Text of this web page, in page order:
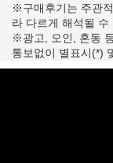
※구매후기는 주관
라 다르게 해석될 수
※광고, 오인, 혼동
통보없이 별표시(*)